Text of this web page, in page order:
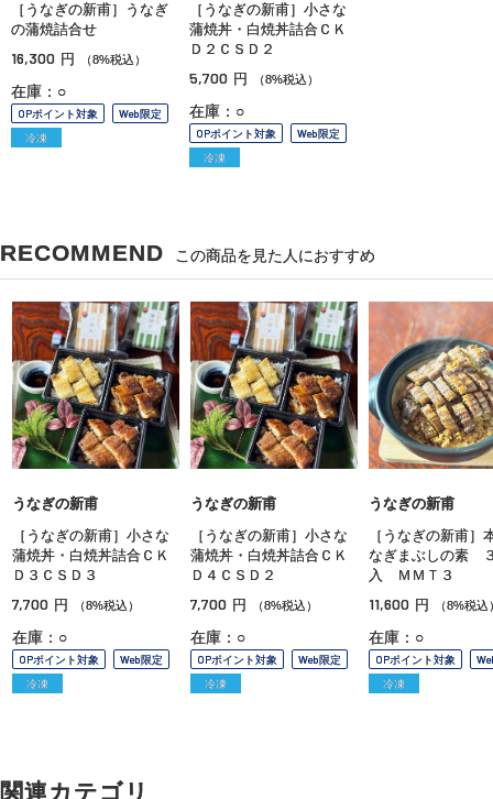
［うなぎの新甫］うなぎ
の蒲焼詰合せ
16,300 円 （8%税込）
在庫：○
OPポイント対象
Web限定
冷凍
［うなぎの新甫］小さな
蒲焼丼・白焼丼詰合ＣＫ
Ｄ２ＣＳＤ２
5,700 円 （8%税込）
在庫：○
OPポイント対象
Web限定
冷凍
RECOMMEND この商品を見た人におすすめ
うなぎの新甫
［うなぎの新甫］小さな
蒲焼丼・白焼丼詰合ＣＫ
Ｄ３ＣＳＤ３
7,700 円 （8%税込）
在庫：○
OPポイント対象
Web限定
冷凍
うなぎの新甫
［うなぎの新甫］小さな
蒲焼丼・白焼丼詰合ＣＫ
Ｄ４ＣＳＤ２
7,700 円 （8%税込）
在庫：○
OPポイント対象
Web限定
冷凍
うなぎの新甫
［うなぎの新甫］
なぎまぶしの素
入 ＭＭＴ３
11,600 円 （8%税込
在庫：○
OPポイント対象
冷凍
関連カテゴリ